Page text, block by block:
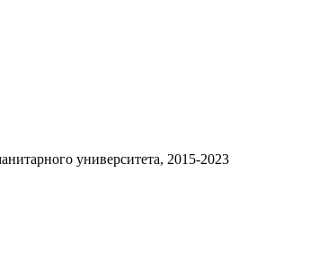
университета, 2015-2023